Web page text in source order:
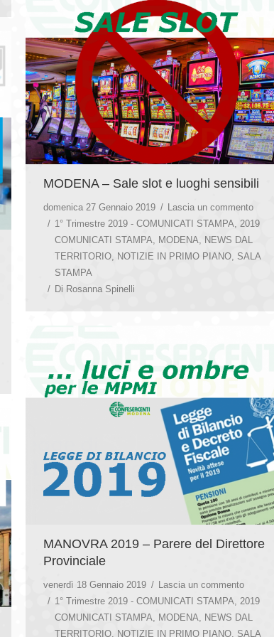
MODENA – Sale slot e luoghi sensibili
domenica 27 Gennaio 2019
Lascia un commento
1° Trimestre 2019 - COMUNICATI STAMPA
2019
COMUNICATI STAMPA
MODENA
NEWS DAL
TERRITORIO
NOTIZIE IN PRIMO PIANO SALA
STAMPA
Di Rosanna Spinelli
MANOVRA 2019 – Parere del Direttore
Provinciale
venerdì 18 Gennaio 2019
Lascia un commento
1° Trimestre 2019 - COMUNICATI STAMPA
2019
COMUNICATI STAMPA
MODENA
NEWS DAL
TERRITORIO
NOTIZIE IN PRIMO PIANO SALA